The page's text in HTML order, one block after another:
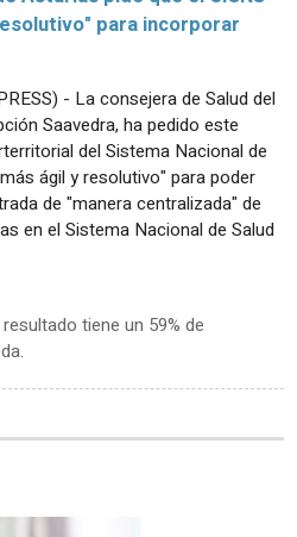
para incorporar
- La consejera de Salud del
Saavedra, ha pedido este
del Sistema Nacional de
ágil y resolutivo" para poder
de "manera centralizada" de
en el Sistema Nacional de Salud
resultado tiene un 59% de